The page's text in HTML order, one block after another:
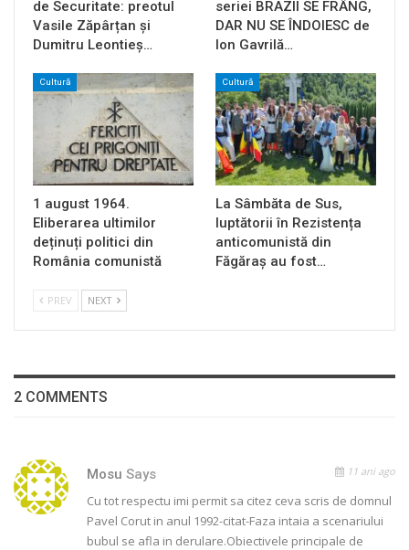
de Securitate: preotul
Vasile Zăpârțan și
Dumitru Leontieș…
seriei BRAZII SE FRÂNG,
DAR NU SE ÎNDOIESC de
Ion Gavrilă…
Cultură
1 august 1964.
Eliberarea ultimilor
deținuți politici din
România comunistă
Cultură
La Sâmbăta de Sus,
luptătorii în Rezistența
anticomunistă din
Făgăraș au fost…
PREV NEXT
2 COMMENTS
Mosu Says 11 ani ago
Cu tot respectu imi permit sa citez ceva scris de domnul
Pavel Corut in anul 1992-citat-Faza intaia a scenariului
bubul se afla in derulare.Obiectivele principale de